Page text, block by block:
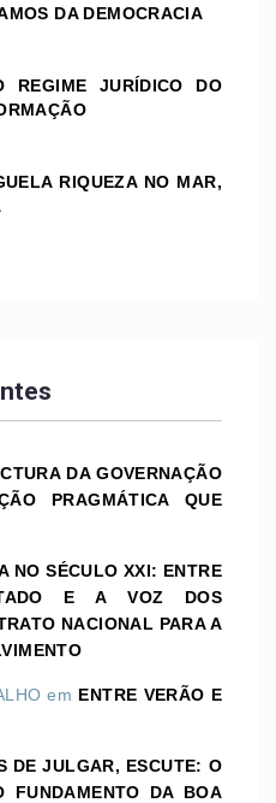
DA DEMOCRACIA
JURÍDICO DO
RIQUEZA NO MAR,
DA GOVERNAÇÃO
PRAGMÁTICA QUE
NO SÉCULO XXI: ENTRE
E A VOZ DOS
NACIONAL PARA A
em ENTRE VERÃO E
DE JULGAR, ESCUTE: O
FUNDAMENTO DA BOA